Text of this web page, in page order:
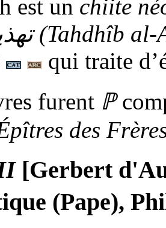
est un chiite
(Tahdhîb al-
qui traite
furent ℙ
des
[Gerbert
(Pape),